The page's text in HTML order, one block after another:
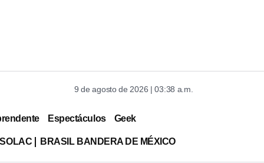
9 de agosto de 2026 | 03:38 a.m.
Espectáculos Geek
BRASIL BANDERA DE MÉXICO